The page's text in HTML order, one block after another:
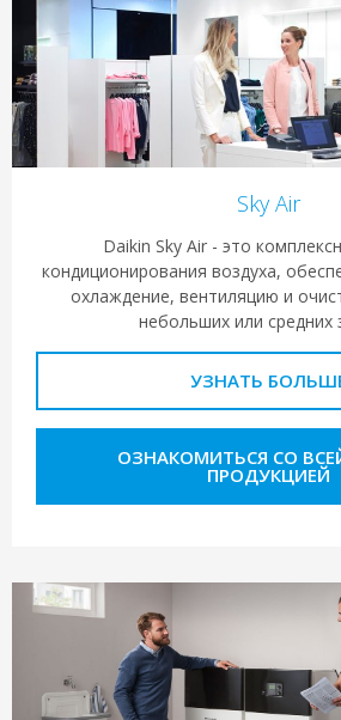
Sky Air
Daikin Sky Air - это
кондиционирования воздуха,
охлаждение, вентиляцию и
небольших или средних
УЗНАТЬ
ОЗНАКОМИТЬСЯ СО
ПРОДУКЦИЕЙ